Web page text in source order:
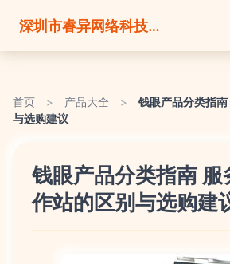
深圳市睿异网络科技有限公司
首页 > 产品大全 >
钱眼产品分类指
与选购建议
钱眼产品分类指南 服
作站的区别与选购建